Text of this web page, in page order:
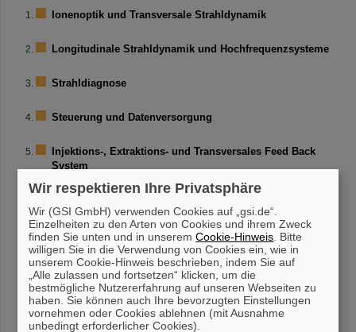
Ionenoptik und Transversale Strahldynamik
Longitudinale Strahldynamik und Hochfrequenzsysteme
Strahldiagnose
Steuerung und Datenversorgung
Injektions-, Extraktions- und Transversales Feed Back
System
Statisches- und Dynamisches Vakuum
Magnetstromversorgung und Energietechnik
Maschinenschutz und Strahlenschäden
Wir respektieren Ihre Privatsphäre
Wir (GSI GmbH) verwenden Cookies auf „gsi.de“.
Einzelheiten zu den Arten von Cookies und ihrem Zweck
finden Sie unten und in unseremCookie-Hinweis . Bitte
willigen Sie in die Verwendung von Cookies ein, wie in
unserem Cookie-Hinweis beschrieben, indem Sie auf
„Alle zulassen und fortsetzen“ klicken, um die
bestmögliche Nutzererfahrung auf unseren Webseiten zu
haben. Sie können auch Ihre bevorzugten Einstellungen
vornehmen oder Cookies ablehnen (mit Ausnahme
unbedingt erforderlicher Cookies).